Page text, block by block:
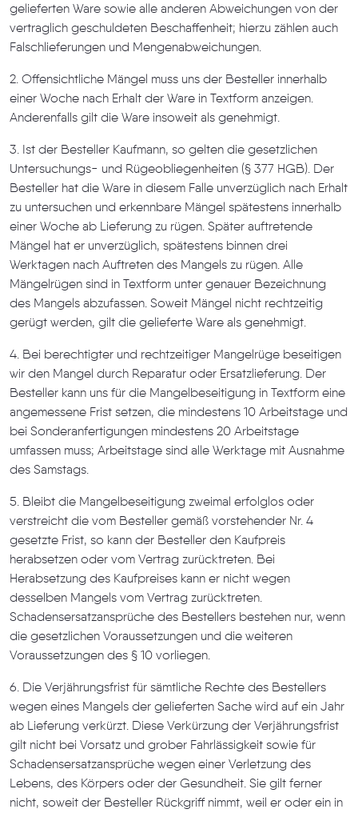
gelieferten Ware sowie alle anderen Abweichungen von der
vertraglich geschuldeten Beschaffenheit; hierzu zählen auch
Falschlieferungen und Mengenabweichungen.
2. Offensichtliche Mängel muss uns der Besteller innerhalb
einer Woche nach Erhalt der Ware in Textform anzeigen.
Anderenfalls gilt die Ware insoweit als genehmigt.
3. Ist der Besteller Kaufmann, so gelten die gesetzlichen
Untersuchungs- und Rügeobliegenheiten (§ 377 HGB). Der
Besteller hat die Ware in diesem Falle unverzüglich nach Erhalt
zu untersuchen und erkennbare Mängel spätestens innerhalb
einer Woche ab Lieferung zu rügen. Später auftretende
Mängel hat er unverzüglich, spätestens binnen drei
Werktagen nach Auftreten des Mangels zu rügen. Alle
Mängelrügen sind in Textform unter genauer Bezeichnung
des Mangels abzufassen. Soweit Mängel nicht rechtzeitig
gerügt werden, gilt die gelieferte Ware als genehmigt.
4. Bei berechtigter und rechtzeitiger Mangelrüge beseitigen
wir den Mangel durch Reparatur oder Ersatzlieferung. Der
Besteller kann uns für die Mangelbeseitigung in Textform eine
angemessene Frist setzen, die mindestens 10 Arbeitstage und
bei Sonderanfertigungen mindestens 20 Arbeitstage
umfassen muss; Arbeitstage sind alle Werktage mit Ausnahme
des Samstags.
5. Bleibt die Mangelbeseitigung zweimal erfolglos oder
verstreicht die vom Besteller gemäß vorstehender Nr. 4
gesetzte Frist, so kann der Besteller den Kaufpreis
herabsetzen oder vom Vertrag zurücktreten. Bei
Herabsetzung des Kaufpreises kann er nicht wegen
desselben Mangels vom Vertrag zurücktreten.
Schadensersatzansprüche des Bestellers bestehen nur, wenn
die gesetzlichen Voraussetzungen und die weiteren
Voraussetzungen des § 10 vorliegen.
6. Die Verjährungsfrist für sämtliche Rechte des Bestellers
wegen eines Mangels der gelieferten Sache wird auf ein Jahr
ab Lieferung verkürzt. Diese Verkürzung der Verjährungsfrist
gilt nicht bei Vorsatz und grober Fahrlässigkeit sowie für
Schadensersatzansprüche wegen einer Verletzung des
Lebens, des Körpers oder der Gesundheit. Sie gilt ferner
nicht, soweit der Besteller Rückgriff nimmt, weil er oder ein in